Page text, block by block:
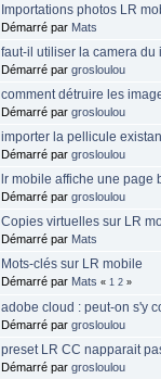
Importations photos LR
Démarré par Mats
faut-il utiliser la camera
Démarré par grosloulou
comment détruire les
Démarré par grosloulou
importer la pellicule
Démarré par grosloulou
lr mobile affiche une page
Démarré par grosloulou
Copies virtuelles sur LR
Démarré par Mats
Mots-clés sur LR mobile
Démarré par Mats « 1 2 »
adobe cloud : peut-on s'y
Démarré par grosloulou
preset LR CC napparait
Démarré par grosloulou